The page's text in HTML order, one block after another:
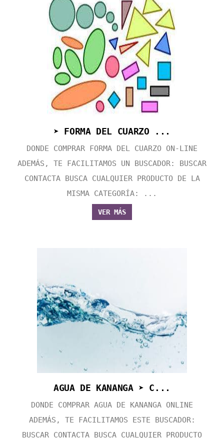
➤ FORMA DEL CUARZO ...
DONDE COMPRAR FORMA DEL CUARZO ON-LINE
ADEMÁS, TE FACILITAMOS UN BUSCADOR: BUSCAR
CONTACTA BUSCA CUALQUIER PRODUCTO DE LA
MISMA CATEGORÍA: ...
VER MÁS
AGUA DE KANANGA ➤ C...
DONDE COMPRAR AGUA DE KANANGA ONLINE
ADEMÁS, TE FACILITAMOS ESTE BUSCADOR:
BUSCAR CONTACTA BUSCA CUALQUIER PRODUCTO